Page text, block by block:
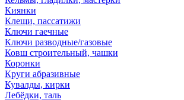
Киянки
Клещи, пассатижи
Ключи гаечные
Ключи разводные/газовые
Ковш строительный, чашки
Коронки
Круги абразивные
Кувалды, кирки
Лебёдки, таль